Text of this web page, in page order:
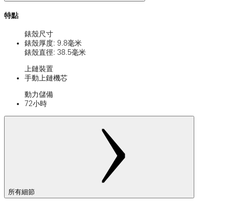
特點
錶殼尺寸
錶殼厚度: 9.8毫米
錶殼直徑: 38.5毫米
上鏈裝置
手動上鏈機芯
動力儲備
72小時
所有細節